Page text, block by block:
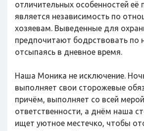
отличительных особенностей её
является независимость по
хозяевам. Выведенные для
предпочитают бодрствовать по
отсыпаясь в дневное время.
Наша Моника не исключение.
выполняет свои сторожевые
причём, выполняет со всей мерой
ответственности, а днём наша
ищет уютное местечко, чтобы